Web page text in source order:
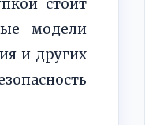
стоит
модели
и других